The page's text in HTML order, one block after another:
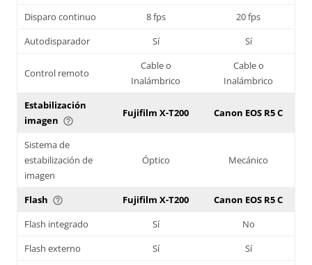
Disparo continuo 8 fps
20 fps
Autodisparador
Sí Sí
Control remoto
Cable o
Inalámbrico
Cable o
Inalámbrico
Estabilización
imagen help_outline
Fujifilm X-T200 Canon EOS R5 C
Sistema de
estabilización de
imagen
Óptico Mecánico
Flash help_outline Fujifilm X-T200
Canon EOS R5 C
Flash integrado
Sí
No
Flash externo
Sí
Sí